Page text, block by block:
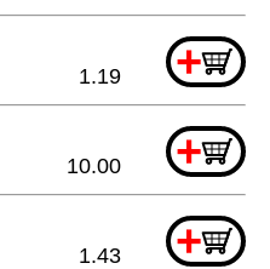
+
1.19
+
10.00
+
1.43